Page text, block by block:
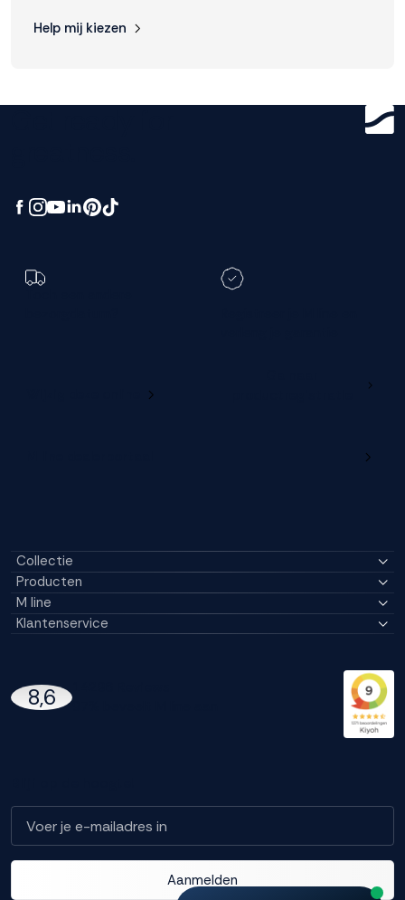
Help mij kiezen
Collectie
Producten
M line
Klantenservice
8,6
Aanmelden